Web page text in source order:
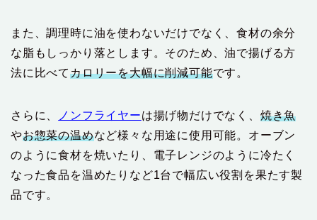
また、調理時に油を使わないだけでなく、食材の余分
な脂もしっかり落とします。そのため、油で揚げる方
法に比べてカロリーを大幅に削減可能です。
さらに、 ノンフライヤーは揚げ物だけでなく、 焼き魚
やお惣菜の温めなど様々な用途に使用可能。オーブン
のように食材を焼いたり、電子レンジのように冷たく
なった食品を温めたりなど1台で幅広い役割を果たす製
品です。